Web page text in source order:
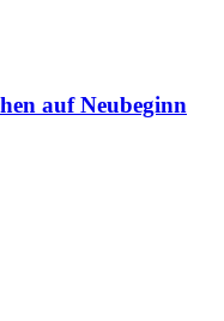
auf Neubeginn